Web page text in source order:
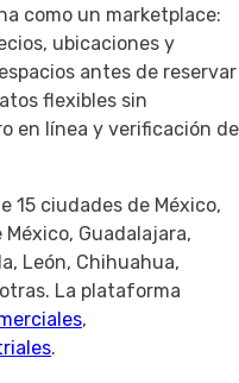
como un marketplace:
ubicaciones y
antes de reservar
flexibles sin
en línea y verificación de
15 ciudades de México,
Guadalajara,
León, Chihuahua,
La plataforma
,
.